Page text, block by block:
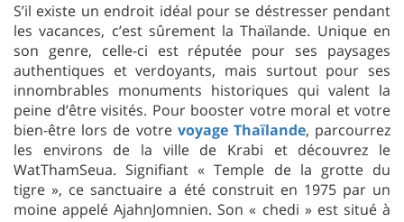
S’il existe un endroit idéal pour se déstresser pendant
les vacances, c’est sûrement la Thaïlande. Unique en
son genre, celle-ci est réputée pour ses paysages
authentiques et verdoyants, mais surtout pour ses
innombrables monuments historiques qui valent la
peine d’être visités. Pour booster votre moral et votre
bien-être lors de votre voyage Thaïlande, parcourrez
les environs de la ville de Krabi et découvrez le
WatThamSeua. Signifiant « Temple de la grotte du
tigre », ce sanctuaire a été construit en 1975 par un
moine appelé AjahnJomnien. Son « chedi » est situé à